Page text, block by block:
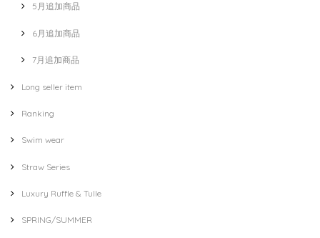
5月追加商品
6月追加商品
7月追加商品
Long seller item
Ranking
Swim wear
Straw Series
Luxury Ruffle & Tulle
SPRING/SUMMER